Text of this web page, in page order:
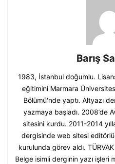
Barış
1983, İstanbul doğumlu.
eğitimini Marmara
Bölümü'nde yaptı. Altyazı
yazmaya başladı. 2008’de
sitesini kurdu. 2011-2014
dergisinde web sitesi
kurulunda görev aldı.
Belge isimli derginin yazı işleri